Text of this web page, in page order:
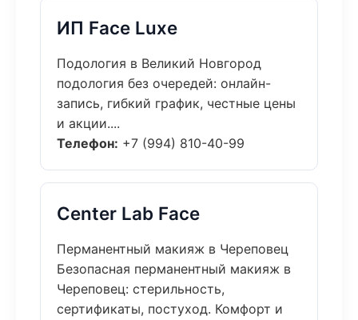
ИП Face Luxe
Подология в Великий Новгород
подология без очередей: онлайн-
запись, гибкий график, честные цены
и акции....
Телефон: +7 (994) 810-40-99
Center Lab Face
Перманентный макияж в Череповец
Безопасная перманентный макияж в
Череповец: стерильность,
сертификаты, постуход. Комфорт и